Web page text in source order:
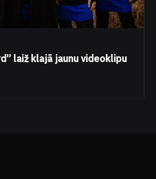
laiž klajā jaunu videoklipu